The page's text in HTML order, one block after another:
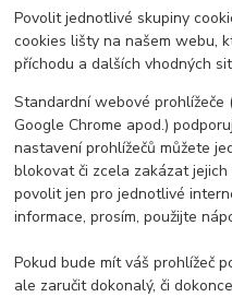
Povolit jednotlivé skupiny
cookies lišty na našem webu,
příchodu a dalších vhodných
Standardní webové prohlížeče
Google Chrome apod.)
nastavení prohlížečů můžete
blokovat či zcela zakázat
povolit jen pro jednotlivé
informace, prosím, použijte
Pokud bude mít váš prohlížeč
ale zaručit dokonalý, či